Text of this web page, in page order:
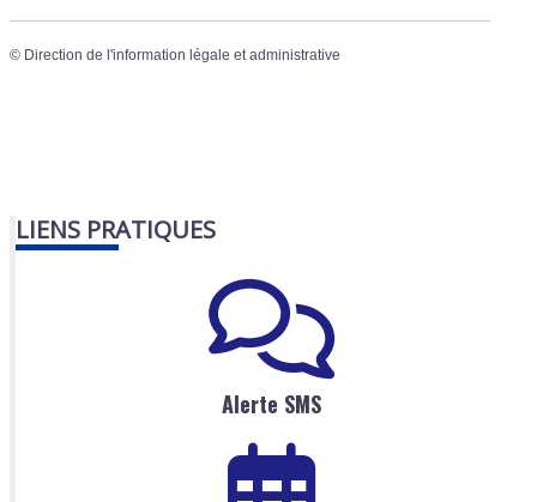
© Direction de l'information légale et administrative
LIENS PRATIQUES
Alerte SMS